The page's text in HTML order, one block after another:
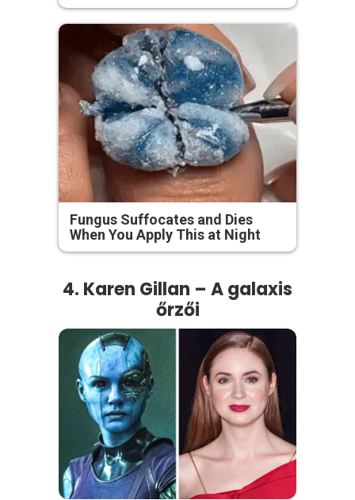
Fungus Suffocates and Dies
When You Apply This at Night
4. Karen Gillan – A galaxis
őrzői